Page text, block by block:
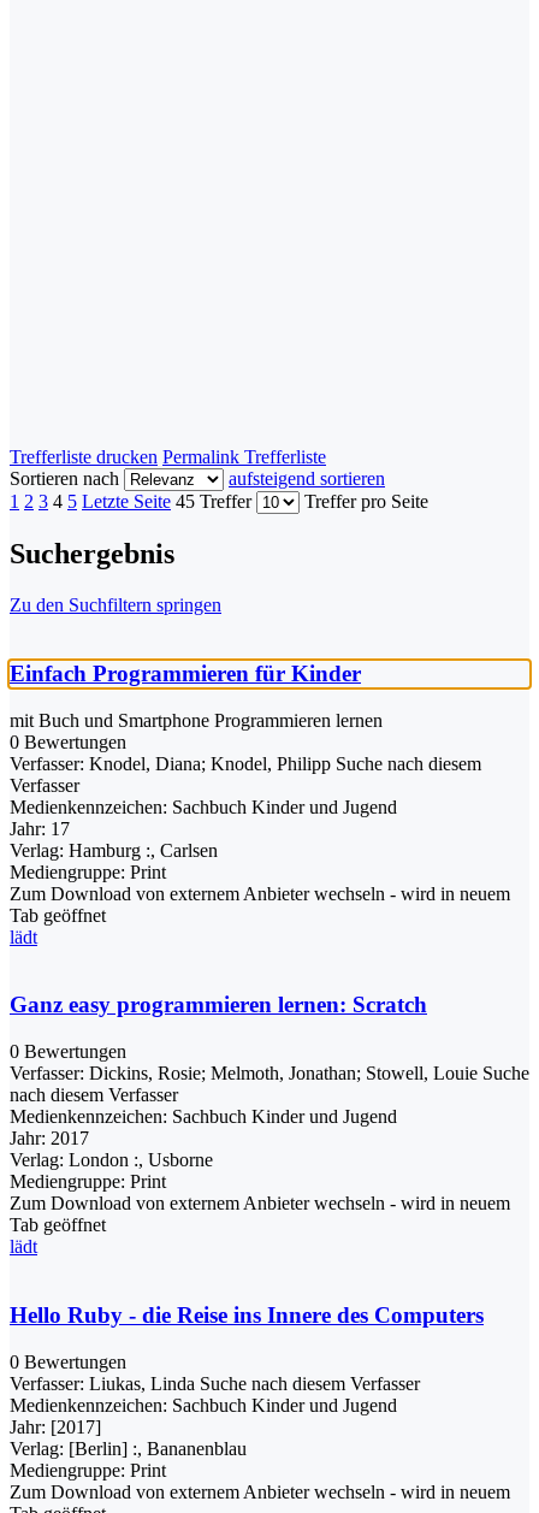
Trefferliste drucken Permalink Trefferliste
Sortieren nach
aufsteigend sortieren
1 2 3 4 5 Letzte Seite 45 Treffer Treffer pro Seite
Suchergebnis
Zu den Suchfiltern springen
Einfach Programmieren für Kinder
mit Buch und Smartphone Programmieren lernen
0 Bewertungen
Verfasser: Knodel, Diana; Knodel, Philipp Suche nach diesem
Verfasser
Medienkennzeichen: Sachbuch Kinder und Jugend
Jahr: 17
Verlag: Hamburg :, Carlsen
Mediengruppe: Print
Zum Download von externem Anbieter wechseln - wird in neuem
Tab geöffnet
lädt
Ganz easy programmieren lernen: Scratch
0 Bewertungen
Verfasser: Dickins, Rosie; Melmoth, Jonathan; Stowell, Louie Suche
nach diesem Verfasser
Medienkennzeichen: Sachbuch Kinder und Jugend
Jahr: 2017
Verlag: London :, Usborne
Mediengruppe: Print
Zum Download von externem Anbieter wechseln - wird in neuem
Tab geöffnet
lädt
Hello Ruby - die Reise ins Innere des Computers
0 Bewertungen
Verfasser: Liukas, Linda Suche nach diesem Verfasser
Medienkennzeichen: Sachbuch Kinder und Jugend
Jahr: [2017]
Verlag: [Berlin] :, Bananenblau
Mediengruppe: Print
Zum Download von externem Anbieter wechseln - wird in neuem